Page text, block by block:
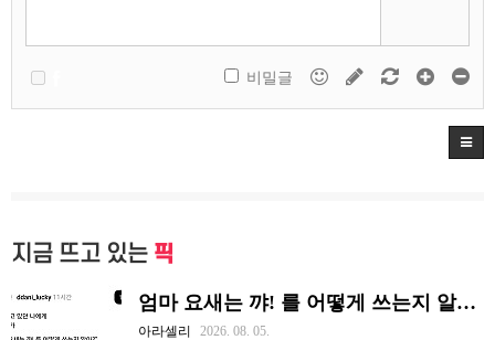
비밀글
지금 뜨고 있는 픽
엄마 요새는 꺄! 를 어떻게 쓰는지 알아?
아라셀리
2026. 08. 05.